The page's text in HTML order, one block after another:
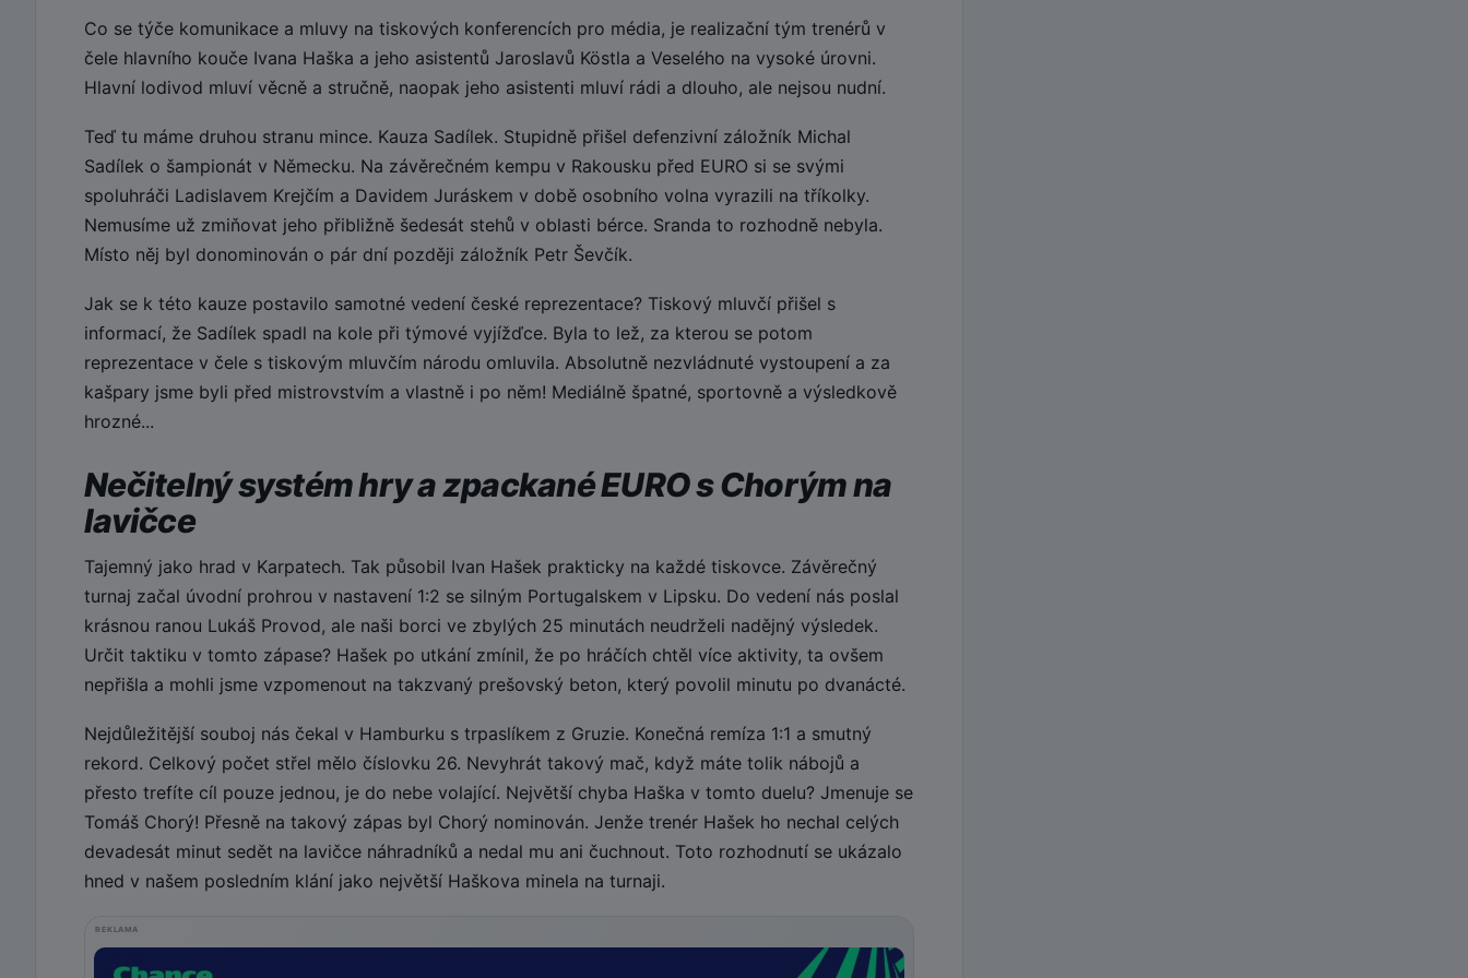
Co se týče komunikace a mluvy na tiskových konferencích pro média, je realizační tým trenérů v
čele hlavního kouče Ivana Haška a jeho asistentů Jaroslavů Köstla a Veselého na vysoké úrovni.
Hlavní lodivod mluví věcně a stručně, naopak jeho asistenti mluví rádi a dlouho, ale nejsou nudní.
Teď tu máme druhou stranu mince. Kauza Sadílek. Stupidně přišel defenzivní záložník Michal
Sadílek o šampionát v Německu. Na závěrečném kempu v Rakousku před EURO si se svými
spoluhráči Ladislavem Krejčím a Davidem Juráskem v době osobního volna vyrazili na tříkolky.
Nemusíme už zmiňovat jeho přibližně šedesát stehů v oblasti bérce. Sranda to rozhodně nebyla.
Místo něj byl donominován o pár dní později záložník Petr Ševčík.
Jak se k této kauze postavilo samotné vedení české reprezentace? Tiskový mluvčí přišel s
informací, že Sadílek spadl na kole při týmové vyjížďce. Byla to lež, za kterou se potom
reprezentace v čele s tiskovým mluvčím národu omluvila. Absolutně nezvládnuté vystoupení a za
kašpary jsme byli před mistrovstvím a vlastně i po něm! Mediálně špatné, sportovně a výsledkově
hrozné...
Nečitelný systém hry a zpackané EURO s Chorým na
lavičce
Tajemný jako hrad v Karpatech. Tak působil Ivan Hašek prakticky na každé tiskovce. Závěrečný
turnaj začal úvodní prohrou v nastavení 1:2 se silným Portugalskem v Lipsku. Do vedení nás poslal
krásnou ranou Lukáš Provod, ale naši borci ve zbylých 25 minutách neudrželi nadějný výsledek.
Určit taktiku v tomto zápase? Hašek po utkání zmínil, že po hráčích chtěl více aktivity, ta ovšem
nepřišla a mohli jsme vzpomenout na takzvaný prešovský beton, který povolil minutu po dvanácté.
Nejdůležitější souboj nás čekal v Hamburku s trpaslíkem z Gruzie. Konečná remíza 1:1 a smutný
rekord. Celkový počet střel mělo číslovku 26. Nevyhrát takový mač, když máte tolik nábojů a
přesto trefíte cíl pouze jednou, je do nebe volající. Největší chyba Haška v tomto duelu? Jmenuje se
Tomáš Chorý! Přesně na takový zápas byl Chorý nominován. Jenže trenér Hašek ho nechal celých
devadesát minut sedět na lavičce náhradníků a nedal mu ani čuchnout. Toto rozhodnutí se ukázalo
hned v našem posledním klání jako největší Haškova minela na turnaji.
REKLAMA